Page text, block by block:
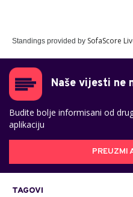
Standings provided by SofaScore
Naše vijesti ne
Budite bolje informisani od
aplikaciju
PREUZMI
TAGOVI